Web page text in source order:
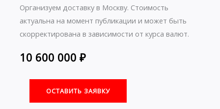
Организуем доставку в Москву. Стоимость
актуальна на момент публикации и может быть
скорректирована в зависимости от курса валют.
10 600 000 ₽
ОСТАВИТЬ ЗАЯВКУ